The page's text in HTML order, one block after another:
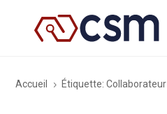
Accueil 5 Étiquette: Collaborateur